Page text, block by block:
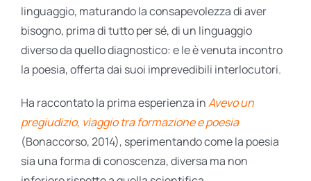
linguaggio, maturando la consapevolezza di aver
bisogno, prima di tutto per sé, di un linguaggio
diverso da quello diagnostico: e le è venuta incontro
la poesia, offerta dai suoi imprevedibili interlocutori.
Ha raccontato la prima esperienza inAvevo un
pregiudizio, viaggio tra formazione e poesia
(Bonaccorso, 2014), sperimentando come la poesia
sia una forma di conoscenza, diversa ma non